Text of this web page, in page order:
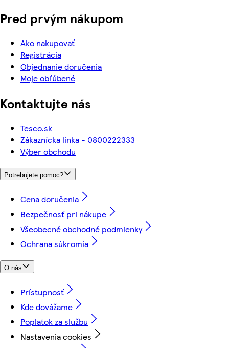
Pred prvým nákupom
Ako nakupovať
Registrácia
Objednanie doručenia
Moje obľúbené
Kontaktujte nás
Tesco.sk
Zákaznícka linka - 0800222333
Výber obchodu
Potrebujete pomoc?
Cena doručenia
Bezpečnosť pri nákupe
Všeobecné obchodné podmienky
Ochrana súkromia
O nás
Prístupnosť
Kde dovážame
Poplatok za službu
Nastavenia cookies